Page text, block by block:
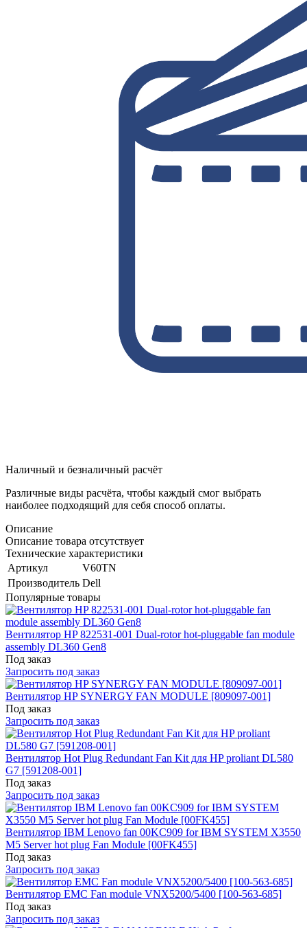
Наличный и безналичный расчёт
Различные виды расчёта, чтобы каждый смог выбрать
наиболее подходящий для себя способ оплаты.
Описание
Описание товара отсутствует
Технические характеристики
Артикул
V60TN
Производитель Dell
Популярные товары
Вентилятор HP 822531-001 Dual-rotor hot-pluggable fan module
assembly DL360 Gen8
Под заказ
Запросить под заказ
Вентилятор HP SYNERGY FAN MODULE [809097-001]
Под заказ
Запросить под заказ
Вентилятор Hot Plug Redundant Fan Kit для HP proliant DL580
G7 [591208-001]
Под заказ
Запросить под заказ
Вентилятор IBM Lenovo fan 00KC909 for IBM SYSTEM X3550
M5 Server hot plug Fan Module [00FK455]
Под заказ
Запросить под заказ
Вентилятор EMC Fan module VNX5200/5400 [100-563-685]
Под заказ
Запросить под заказ